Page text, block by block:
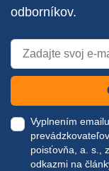
odborníkov.
Vyplnením
poisťovňa, a. s.,
odkazmi na